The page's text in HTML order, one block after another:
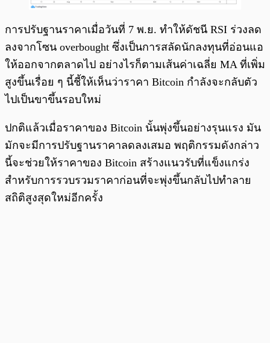
การปรับฐานราคาเมื่อวันที่ 7 พ.ย. ทำให้ดัชนี RSI ร่วงลด
ลงจากโซน overbought ซึ่งเป็นการสลัดนักลงทุนที่อ่อนแอ
ให้ออกจากตลาดไป อย่างไรก็ตามเส้นค่าเฉลี่ย MA ที่เพิ่ม
สูงขึ้นเรื่อย ๆ นี้ชี้ให้เห็นว่าราคา Bitcoin กำลังจะกลับตัว
ไปเป็นขาขึ้นรอบใหม่
ปกติแล้วเมื่อราคาของ Bitcoin นั้นพุ่งขึ้นอย่างรุนแรง มัน
มักจะมีการปรับฐานราคาลดลงเสมอ พฤติกรรมดังกล่าว
นี้จะช่วยให้ราคาของ Bitcoin สร้างแนวรับที่แข็งแกร่ง
สำหรับการรวบรวมราคาก่อนที่จะพุ่งขึ้นกลับไปทำลาย
สถิติสูงสุดใหม่อีกครั้ง